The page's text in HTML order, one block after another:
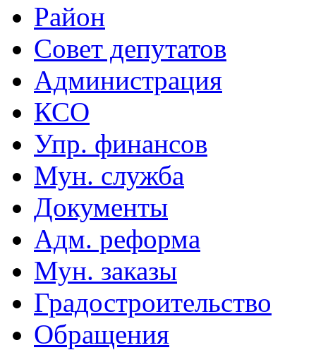
Район
Совет депутатов
Администрация
КСО
Упр. финансов
Мун. служба
Документы
Адм. реформа
Мун. заказы
Градостроительство
Обращения